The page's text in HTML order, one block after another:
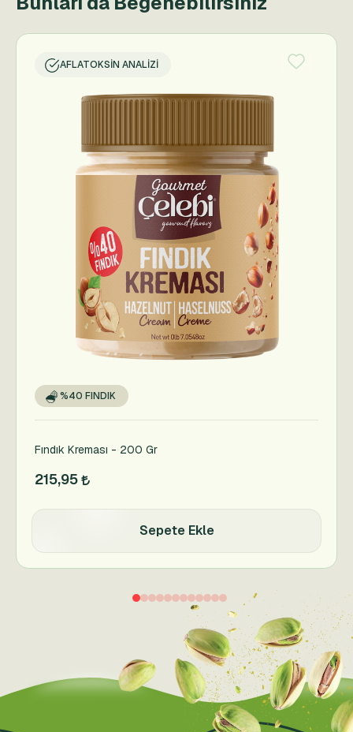
AFLATOKSIN ANALIZI
%40 FINDIK
Fındık Kreması - 200 Gr
215,95
Sepete Ekle